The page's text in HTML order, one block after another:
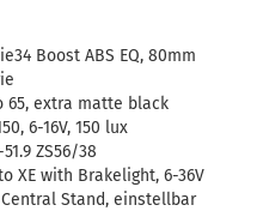
Boost ABS EQ, 80mm
65, extra matte black
6-16V, 150 lux
ZS56/38
XE with Brakelight, 6-36V
Stand, einstellbar